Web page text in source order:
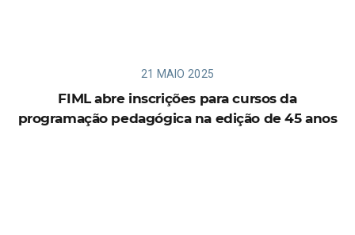
21 MAIO 2025
FIML abre inscrições para cursos da
programação pedagógica na edição de 45 anos